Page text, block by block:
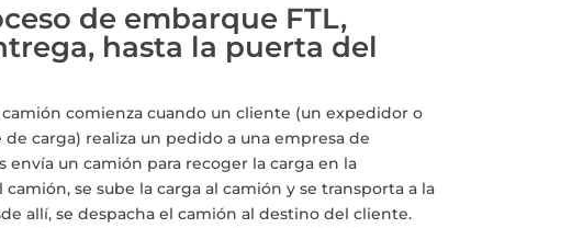
de embarque FTL,
hasta la puerta del
comienza cuando un cliente (un expedidor o
carga) realiza un pedido a una empresa de
envía un camión para recoger la carga en la
se sube la carga al camión y se transporta a la
allí, se despacha el camión al destino del cliente.